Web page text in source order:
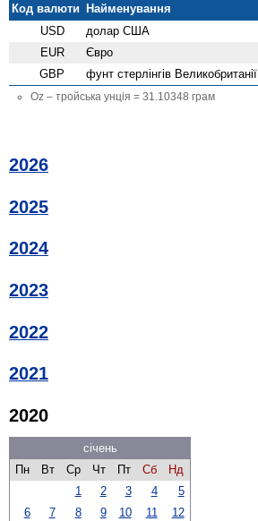
Код валюти Найменування
USD
долар США
EUR Євро
GBP фунт стерлінгів Велико­британії
Oz – тройська унція = 31.10348 грам
2026
2025
2024
2023
2022
2021
2020
січень
Пн
Вт Ср Чт Пт Сб
Нд
1
2 3 4
5
6
7 8 9 10 11
12